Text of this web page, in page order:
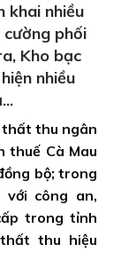
khai nhiều
phối
Kho bạc
nhiều
thu ngân
thuế Cà Mau
bộ; trong
công an,
trong tỉnh
thu hiệu